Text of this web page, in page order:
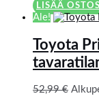
LISÄÄ
Ale!
Toyota
52,99€